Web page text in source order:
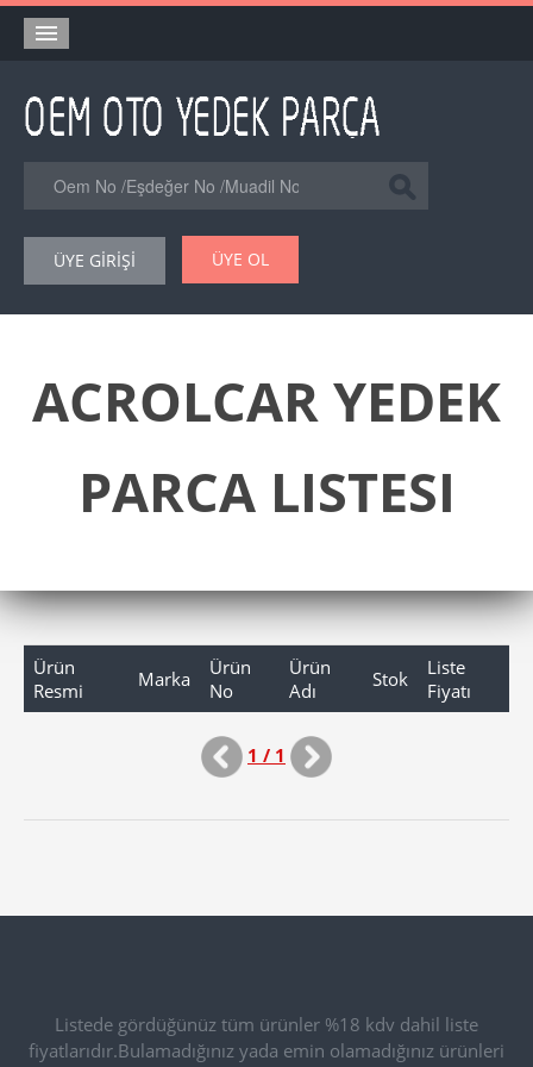
Orjinal Yedek Parça
Eşdeğer Muadil Yedek Parça
Şase Numarası VIN Yedekparça Sorgulama
Hakkımızda
Forum
ÜYE GİRİŞİ ÜYE OL
ACROLCAR YEDEK
PARCA LISTESI
Ürün
Resmi
Marka
Ürün
No
Ürün
Adı
Stok
Liste
Fiyatı
1 / 1
Listede gördüğünüz tüm ürünler %18 kdv dahil liste
fiyatlarıdır.Bulamadığınız yada emin olamadığınız ürünleri